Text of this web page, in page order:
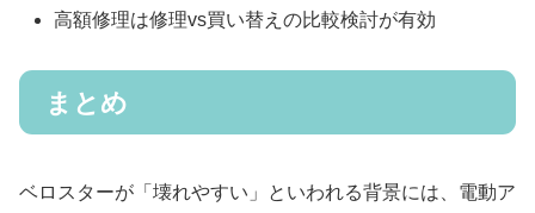
高額修理は修理vs買い替えの比較検討が有効
まとめ
ベロスターが「壊れやすい」といわれる背景には、電動ア